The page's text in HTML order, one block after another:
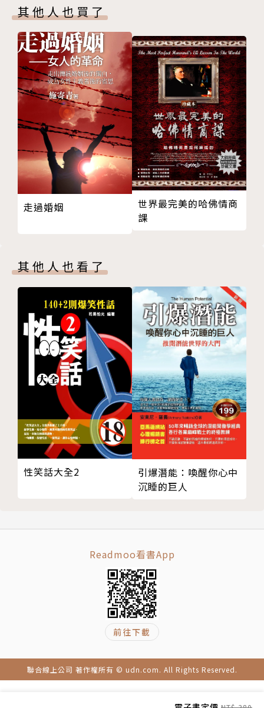
這本情緒管理指南，沒有空泛的大道理，
只有最真實的經歷、最好懂的心理學知識、最實用的方
法，
就是要幫助你提升掌控情緒的能力，
讓生活少一點不順心，多一點樂趣！
▍想好好管理情緒，你必須學會──
改變負面思考習慣，找回情緒主導權。
別人的否定與批評，從容優雅地回應。
面對不合理的要求，如何巧妙地拒絕。
戒掉完美主義與自我懷疑，建立自信。
有效化解負面思考，讓心情由陰轉晴。
黃之盈／諮商心理師、暢銷作家
瑪那熊／諮商心理師、溝通表達講師
盧美妏／人生設計心理諮商所 共同創辦人、諮商心理
蘇益賢／臨床心理師
中國國家二級心理諮詢師、教育學碩士、上海第二工業
大學《幸福心理學與生活》課程講師、上海市認證學校
心理諮詢師。曾受學校公派赴美國、澳洲等多地大學進
行參訪進修。
《壹心理》專欄作者，持續發表多篇優質文章。所寫文
中國青年報、MOOC學院、行動派、晚安少年等微信公
號轉載，獲得粉絲一致好評。
適當的自我揭露，能夠幫助我們更好地掌控情緒
和EQ高的女孩打交道，是一種怎樣的體驗
Part 3 贏得尊重：你的善良，必須有點鋒芒
從今往後，我想做一個善良而又霸氣的人
面對不合理的要求，我們應當如何拒絕
適當地發怒，可以幫你贏得尊重
並不是所有的人，都喜歡被平等地對待
你是否具有被別人討厭的勇氣
我向那個給我負評的人，打賞了兩塊錢
Part 4 壓力管理：讓壓力變動力的管理祕訣
壓力真的是有害的嗎
目標管理：戰勝壓力的獨門絕技
時間管理：三項法則幫你輕鬆迎戰職場壓力
精力管理：三招幫你告別力不從心
失眠的時候，請接受身體內在智慧對你的提醒
Part 5 自我激勵：自我懷疑才是最大的阻力
如何充滿熱情地去做一份平淡無味的工作
如何從看似無趣的事情當中，獲得最大的收益
比起奮不顧身的辭職，我更讚賞溫柔的堅持
三個方法，幫助你更好地堅持去做一件事情
你必須足夠努力，才配擁有心流體驗
不要讓病態的野心，阻礙你及時休息
要想保持心理健康，一定要保持充實的生活狀態
Part 6 心理自助：快速化解負面情緒的實用方法
在那個尷尬的時刻，我用這五個步驟化解了憤怒情緒
七個簡單好用的方法，幫你快速戰勝焦慮情緒
森田療法的智慧：七個方法幫你戰勝憂鬱情緒
心情總是莫名低落？那就用這六個方法來逗自己開心啊
六個神奇的問題，可以幫助你的心情由陰轉晴
其他人也買了
走過婚姻
世界最完美的哈佛情商
課
其他人也看了
性笑話大全2
引爆潛能：喚醒你心中
沉睡的巨人
Readmoo看書App
前往下載
聯合線上公司 著作權所有 © udn.com. All Rights Reserved.